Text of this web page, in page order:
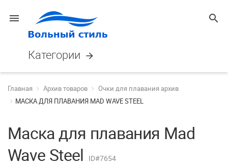
menu search
Категории arrow_forward
Главная Архив товаров
Очки для плавания архив
МАСКА ДЛЯ ПЛАВАНИЯ MAD WAVE STEEL
Маска для плавания Mad
Wave Steel
ID#7654